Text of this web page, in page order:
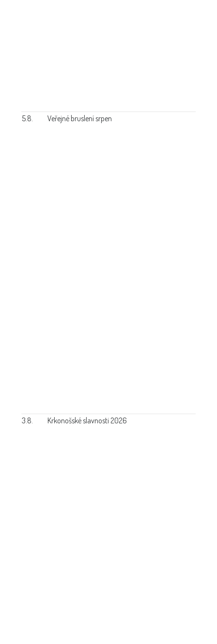
5.8. Veřejné bruslení srpen
3.8. Krkonošské slavnosti 2026